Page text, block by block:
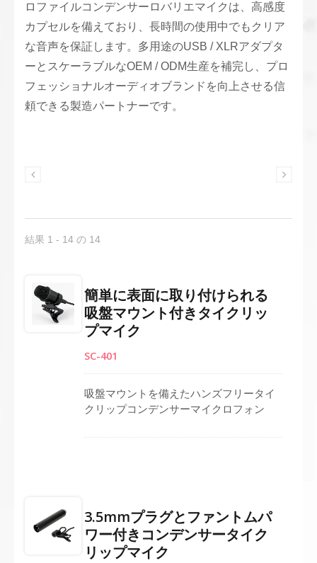
ロファイルコンデンサーロバリエマイクは、高感度
カプセルを備えており、長時間の使用中でもクリア
な音声を保証します。多用途のUSB / XLRアダプタ
ーとスケーラブルなOEM / ODM生産を補完し、プロ
フェッショナルオーディオブランドを向上させる信
頼できる製造パートナーです。
結果 1 - 14 の 14
簡単に表面に取り付けられる
吸盤マウント付きタイクリッ
プマイク
SC-401
吸盤マウントを備えたハンズフリータイ
クリップコンデンサーマイクロフォン
への直接取り付けを可能にします。単一
ーブルが統合されています。コンパクト
で軽量なデザインは、明瞭さと携帯性が
重要な教育、礼拝、インタビュー、ポッ
3.5mmプラグとファントムパ
ワー付きコンデンサータイク
リップマイク